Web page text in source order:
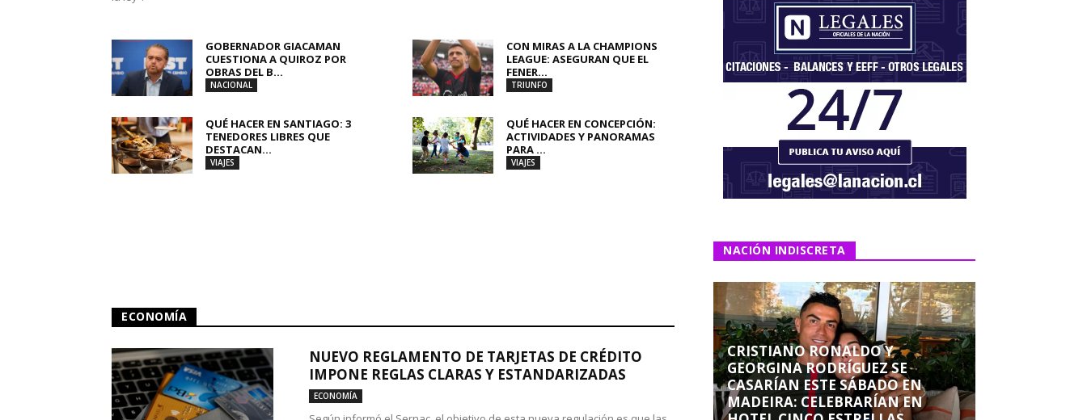
GOBERNADOR GIACAMAN
CUESTIONA A QUIROZ POR
OBRAS DEL B...
NACIONAL
CON MIRAS A LA CHAMPIONS
LEAGUE: ASEGURAN QUE EL
FENER...
TRIUNFO
QUÉ HACER EN SANTIAGO: 3
TENEDORES LIBRES QUE
DESTACAN...
VIAJES
QUÉ HACER EN CONCEPCIÓN:
ACTIVIDADES Y PANORAMAS
PARA ...
VIAJES
ECONOMÍA
NUEVO REGLAMENTO DE TARJETAS DE CRÉDITO
IMPONE REGLAS CLARAS Y ESTANDARIZADAS
ECONOMÍA
NACIÓN INDISCRETA
CRISTIANO RONALDO Y
GEORGINA RODRÍGUEZ SE
CASARÍAN ESTE SÁBADO EN
MADEIRA: CELEBRARÍAN EN